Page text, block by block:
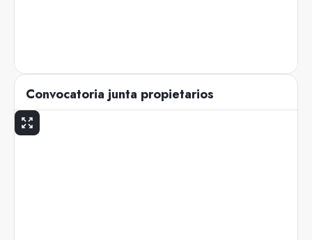
Convocatoria junta propietarios